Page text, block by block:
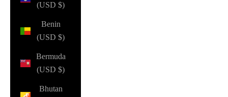
(USD $)
Benin
(USD $)
Bermuda
(USD $)
Bhutan